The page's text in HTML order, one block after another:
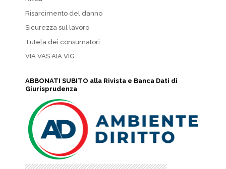
Risarcimento del danno
Sicurezza sul lavoro
Tutela dei consumatori
VIA VAS AIA VIG
ABBONATI SUBITO alla Rivista e Banca Dati di
Giurisprudenza